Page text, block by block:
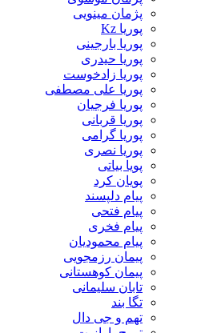
پژمان مینویی
پوریا Kz
پوریا بارجینی
پوریا حیدری
پوریا زادخوست
پوریا علی مصطفی
پوریا فرجیان
پوریا قربانی
پوریا گرامی
پوریا نصری
پویا بیاتی
پویان کرد
پیام دلپسند
پیام فتحی
پیام فخری
پیام محمودیان
پیمان رزمجویی
پیمان کوهستانی
تابان سلیمانی
تگا بند
تهم و جی دال